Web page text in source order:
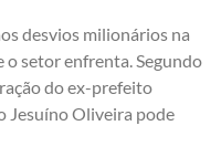
desvios milionários na
o setor enfrenta. Segundo
do ex-prefeito
Jesuíno Oliveira pode